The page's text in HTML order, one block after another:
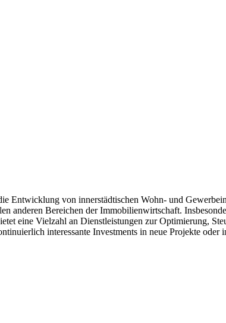
von innerstädtischen Wohn- und
anderen Bereichen der Immobilienwirtschaft.
eine Vielzahl an Dienstleistungen zur Optimierung,
interessante Investments in neue Projekte oder